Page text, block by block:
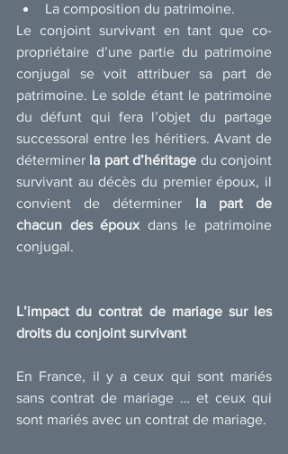
La composition du patrimoine.
Le conjoint survivant en tant que co-
propriétaire d’une partie du patrimoine
conjugal se voit attribuer sa part de
patrimoine. Le solde étant le patrimoine
du défunt qui fera l’objet du partage
successoral entre les héritiers. Avant de
déterminer la part d’héritage du conjoint
survivant au décès du premier époux, il
convient de déterminer la part de
chacun des époux dans le patrimoine
conjugal.
L’impact du contrat de mariage sur les
droits du conjoint survivant
En France, il y a ceux qui sont mariés
sans contrat de mariage … et ceux qui
sont mariés avec un contrat de mariage.